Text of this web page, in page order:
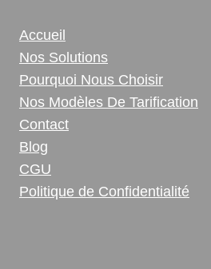
Accueil
Nos Solutions
Pourquoi Nous Choisir
Nos Modèles De Tarification
Contact
Blog
CGU
Politique de Confidentialité